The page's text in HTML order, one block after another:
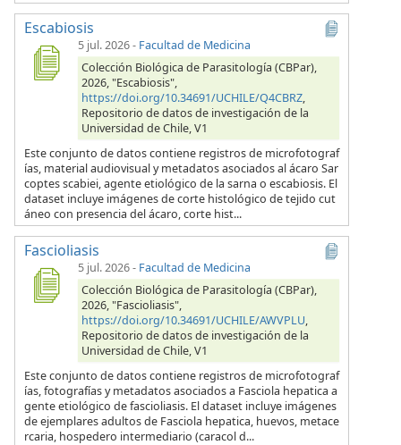
Escabiosis
5 jul. 2026- Facultad de Medicina
Colección Biológica de Parasitología (CBPar),
2026, "Escabiosis",
https://doi.org/10.34691/UCHILE/Q4CBRZ,
Repositorio de datos de investigación de la
Universidad de Chile, V1
Este conjunto de datos contiene registros de microfotograf
ías, material audiovisual y metadatos asociados al ácaro Sar
coptes scabiei, agente etiológico de la sarna o escabiosis. El
dataset incluye imágenes de corte histológico de tejido cut
áneo con presencia del ácaro, corte hist...
Fascioliasis
5 jul. 2026- Facultad de Medicina
Colección Biológica de Parasitología (CBPar),
2026, "Fascioliasis",
https://doi.org/10.34691/UCHILE/AWVPLU,
Repositorio de datos de investigación de la
Universidad de Chile, V1
Este conjunto de datos contiene registros de microfotograf
ías, fotografías y metadatos asociados a Fasciola hepatica a
gente etiológico de fascioliasis. El dataset incluye imágenes
de ejemplares adultos de Fasciola hepatica, huevos, metace
rcaria, hospedero intermediario (caracol d...